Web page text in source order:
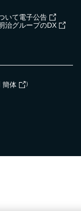
いて電子公告
治グループのDX
簡体 ）